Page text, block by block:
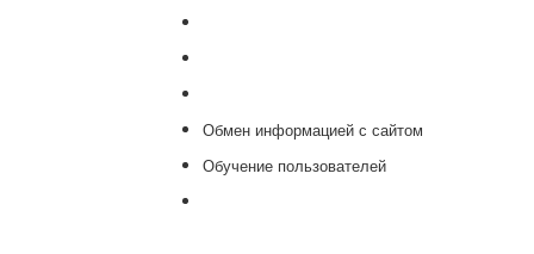
Обмен информацией с сайтом
Обучение пользователей